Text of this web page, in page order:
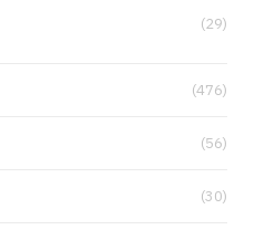
(29)
(476)
(56)
(30)